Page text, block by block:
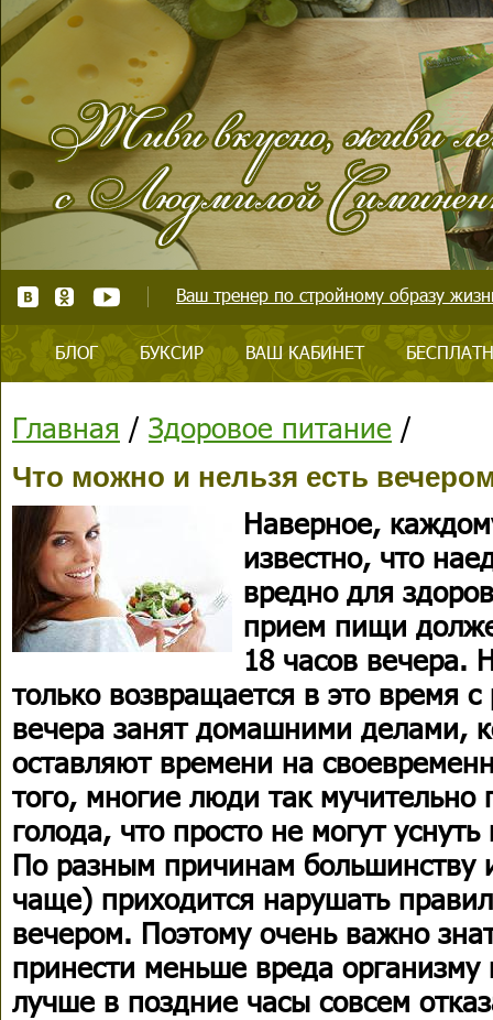
Ваш тренер по стройному образу
БЛОГ БУКСИР ВАШ КАБИНЕТ
Главная / Здоровое питание /
Что можно и нельзя есть
Наверное,
известно, что
вредно для
прием пищи
18 часов вечера.
только возвращается в это время
вечера занят домашними делами,
оставляют времени на
того, многие люди так мучительно
голода, что просто не могут
По разным причинам большинству
чаще) приходится нарушать
вечером. Поэтому очень важно
принести меньше вреда
лучше в поздние часы совсем